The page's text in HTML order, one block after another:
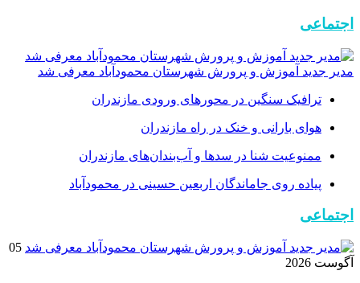
اجتماعی
مدیر جدید آموزش و پرورش شهرستان محمودآباد معرفی شد
ترافیک سنگین در محور‌های ورودی مازندران
هوای بارانی و خنک در راه مازندران
ممنوعیت شنا در سدها و آب‌بندان‌‌های مازندران
پیاده روی جاماندگان اربعین حسینی در محمودآباد
اجتماعی
05
آگوست 2026